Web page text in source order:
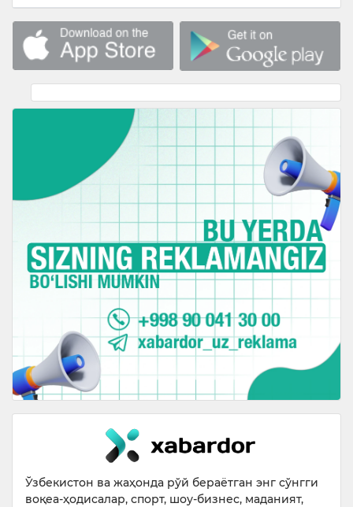
Ўзбекистон ва жаҳонда рўй бераётган энг сўнгги
воқеа-ҳодисалар, спорт, шоу-бизнес, маданият,